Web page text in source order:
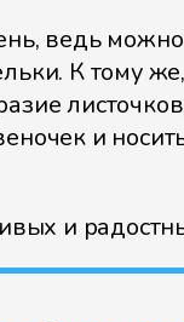
ведь
К тому
и
и